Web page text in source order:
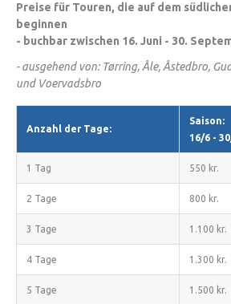
Preise für Touren, die auf dem
beginnen
- buchbar zwischen 16. Juni - 30.
- ausgehend von: Tørring, Åle, Åstedbro,
und Voervadsbro
Anzahl der Tage:
Saison:
16/6 -
1 Tag 550 kr.
2 Tage 800 kr.
3 Tage 1.100 kr.
4 Tage 1.300 kr.
5 Tage 1.500 kr.